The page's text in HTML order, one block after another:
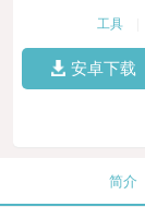
工具
安卓下载
简介